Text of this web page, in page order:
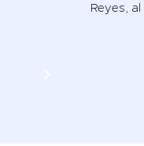
Reyes,